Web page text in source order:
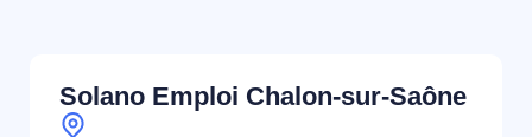
Solano Emploi Chalon-sur-Saône